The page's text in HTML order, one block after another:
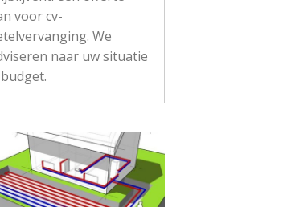
voor cv-
We
naar uw situatie